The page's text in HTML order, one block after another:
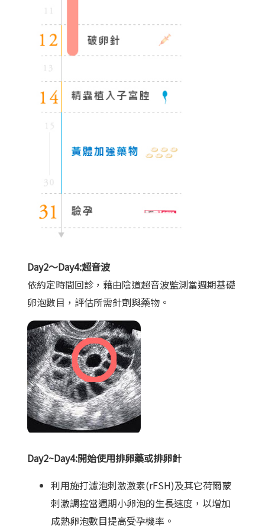
Day2～Day4:超音波
依約定時間回診，藉由陰道超音波監測當週期基礎
卵泡數目，評估所需針劑與藥物。
Day2~Day4:開始使用排卵藥或排卵針
利用施打濾泡刺激激素(rFSH)及其它荷爾蒙
刺激調控當週期小卵泡的生長速度，以增加
成熟卵泡數目提高受孕機率。